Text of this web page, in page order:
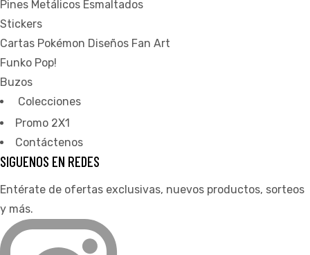
Pines Metálicos Esmaltados
Stickers
Cartas Pokémon Diseños Fan Art
Funko Pop!
Buzos
Colecciones
Promo 2X1
Contáctenos
SIGUENOS EN REDES
Entérate de ofertas exclusivas, nuevos productos, sorteos
y más.
|